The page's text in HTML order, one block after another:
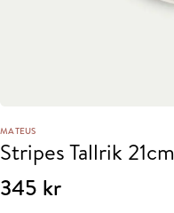
MATEUS
Stripes Tallrik 21cm
345 kr